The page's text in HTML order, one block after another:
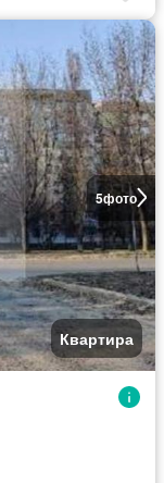
5фото
Квартира